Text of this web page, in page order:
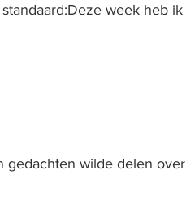
week heb ik
gedachten wilde delen over